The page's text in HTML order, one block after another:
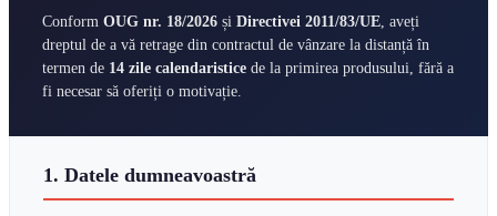
Conform OUG nr. 18/2026 și Directivei 2011/83/UE, aveți
dreptul de a vă retrage din contractul de vânzare la distanță în
termen de 14 zile calendaristice de la primirea produsului, fără a
fi necesar să oferiți o motivație.
1. Datele dumneavoastră